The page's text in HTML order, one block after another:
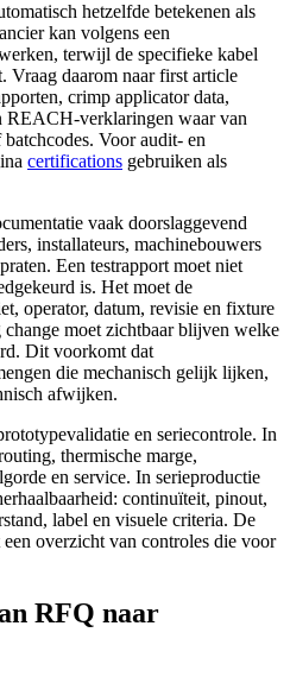
hetzelfde betekenen als
kan volgens een
terwijl de specifieke kabel
Vraag daarom naar first article
crimp applicator data,
REACH-verklaringen waar van
Voor audit- en
certifications gebruiken als
vaak doorslaggevend
installateurs, machinebouwers
Een testrapport moet niet
is. Het moet de
operator, datum, revisie en fixture
moet zichtbaar blijven welke
Dit voorkomt dat
die mechanisch gelijk lijken,
afwijken.
en seriecontrole. In
thermische marge,
en service. In serieproductie
continuïteit, pinout,
label en visuele criteria. De
een overzicht van controles die voor
RFQ naar